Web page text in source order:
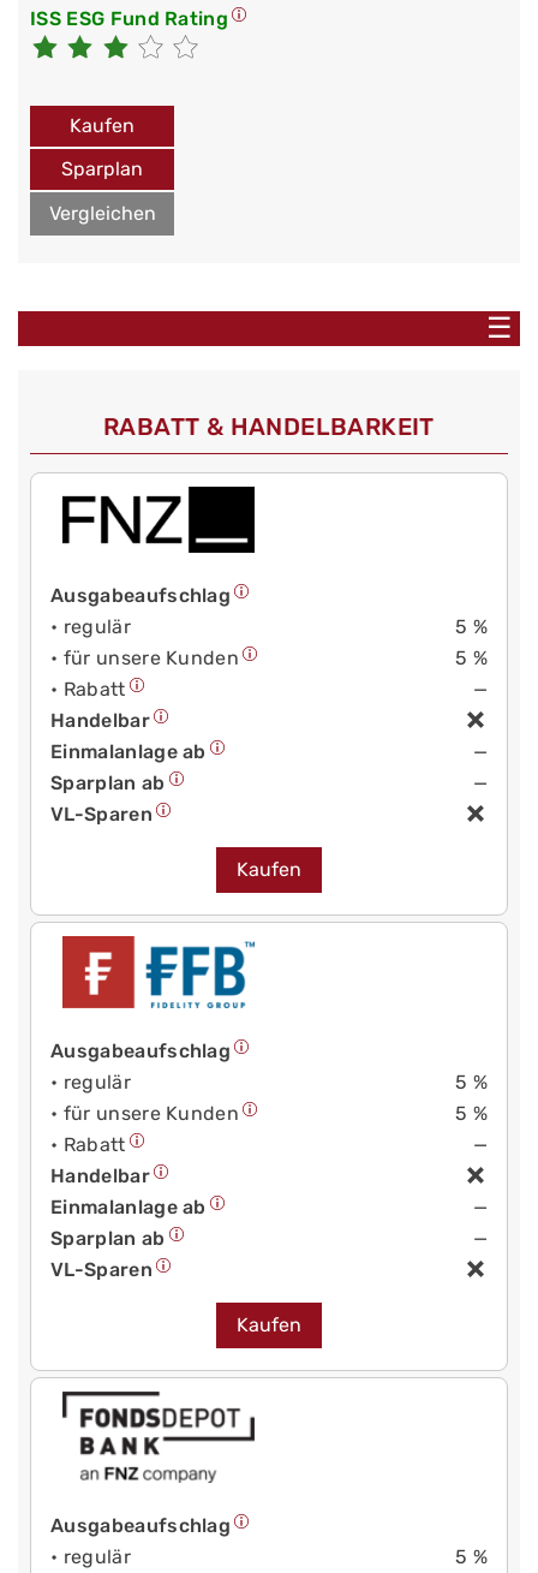
ISS ESG Fund Rating
Kaufen
Sparplan
Vergleichen
☰
RABATT & HANDELBARKEIT
Ausgabeaufschlag
• regulär
5 %
• für unsere Kunden
5 %
• Rabatt
—
Handelbar
Einmalanlage ab
—
Sparplan ab
—
VL-Sparen
Kaufen
Ausgabeaufschlag
• regulär
5 %
• für unsere Kunden
5 %
• Rabatt
—
Handelbar
Einmalanlage ab
—
Sparplan ab
—
VL-Sparen
Kaufen
Ausgabeaufschlag
• regulär
5 %